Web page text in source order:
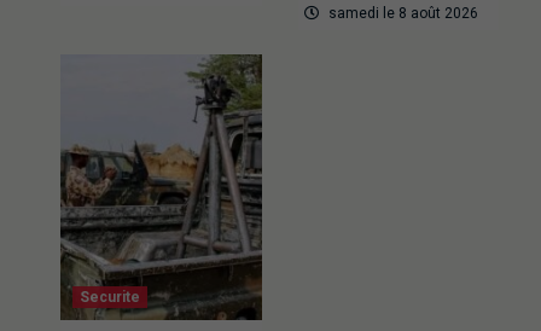
samedi le 8 août 2026
Securite